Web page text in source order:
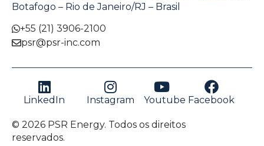
Botafogo – Rio de Janeiro/RJ – Brasil
+55 (21) 3906-2100
psr@psr-inc.com
LinkedIn Instagram Youtube Facebook
© 2026 PSR Energy. Todos os direitos
reservados.